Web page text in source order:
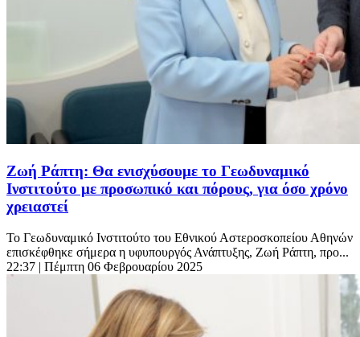
Ζωή Ράπτη: Θα ενισχύσουμε το Γεωδυναμικό
Ινστιτούτο με προσωπικό και πόρους, για όσο χρόνο
χρειαστεί
Το Γεωδυναμικό Ινστιτούτο του Εθνικού Αστεροσκοπείου Αθηνών
επισκέφθηκε σήμερα η υφυπουργός Ανάπτυξης, Ζωή Ράπτη, προ...
22:37 | Πέμπτη 06 Φεβρουαρίου 2025